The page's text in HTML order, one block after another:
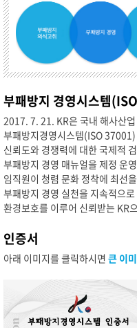
부패방지 경영시스템
2017. 7. 21. KR은 국내 해사산
부패방지경영시스템(ISO
신뢰도와 경쟁력에 대한 국제적
부패방지 경영 매뉴얼을 제정 운
임직원이 청렴 문화 정착에 최선
부패방지 경영 실천을 지속적으
환경보호를 이루어 신뢰받는 KR
인증서
아래 이미지를 클릭하시면 큰 이